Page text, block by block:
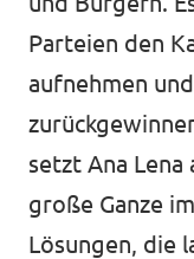
Parteien den
aufnehmen
setzt Ana
große Ganze
Lösungen, die